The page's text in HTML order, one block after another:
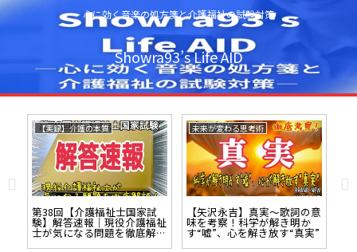
心に効く音楽の処方箋と介護福祉の試験対策
Showra93’s Life AID
【実録】介護の本質
第38回【介護福祉士国家試
験】解答速報｜現役介護福祉
士が気になる問題を徹底解
説！
未来が変わる思考術
【矢沢永吉】真実～歌詞の意
味を考察！科学が解き明か
す“嘘”、心を解き放す“真実”